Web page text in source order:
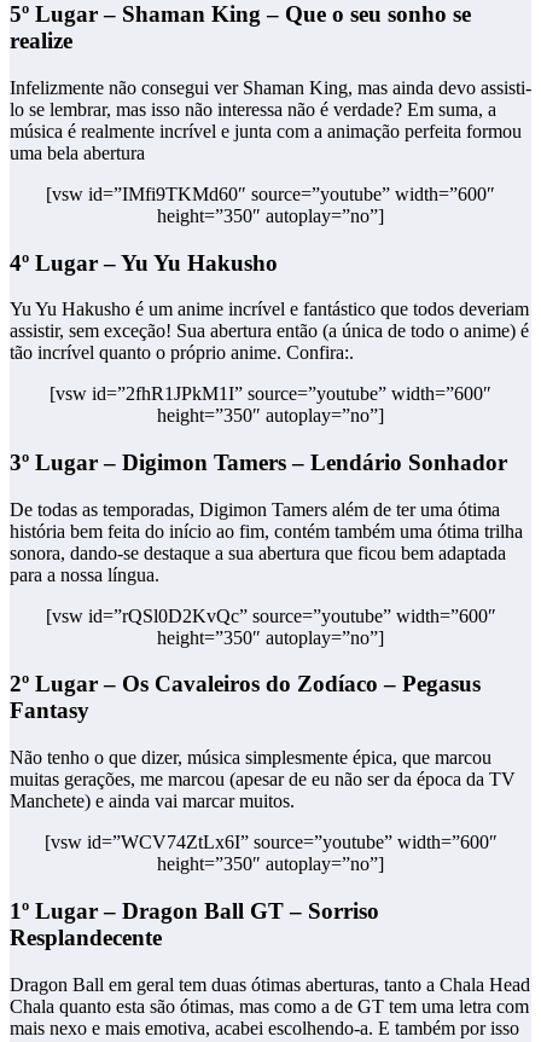
5º Lugar – Shaman King – Que o seu sonho se
realize
Infelizmente não consegui ver Shaman King, mas ainda devo assisti-
lo se lembrar, mas isso não interessa não é verdade? Em suma, a
música é realmente incrível e junta com a animação perfeita formou
uma bela abertura
[vsw id=”IMfi9TKMd60″ source=”youtube” width=”600″
height=”350″ autoplay=”no”]
4º Lugar – Yu Yu Hakusho
Yu Yu Hakusho é um anime incrível e fantástico que todos deveriam
assistir, sem exceção! Sua abertura então (a única de todo o anime) é
tão incrível quanto o próprio anime. Confira:.
[vsw id=”2fhR1JPkM1I” source=”youtube” width=”600″
height=”350″ autoplay=”no”]
3º Lugar – Digimon Tamers – Lendário Sonhador
De todas as temporadas, Digimon Tamers além de ter uma ótima
história bem feita do início ao fim, contém também uma ótima trilha
sonora, dando-se destaque a sua abertura que ficou bem adaptada
para a nossa língua.
[vsw id=”rQSl0D2KvQc” source=”youtube” width=”600″
height=”350″ autoplay=”no”]
2º Lugar – Os Cavaleiros do Zodíaco – Pegasus
Fantasy
Não tenho o que dizer, música simplesmente épica, que marcou
muitas gerações, me marcou (apesar de eu não ser da época da TV
Manchete) e ainda vai marcar muitos.
[vsw id=”WCV74ZtLx6I” source=”youtube” width=”600″
height=”350″ autoplay=”no”]
1º Lugar – Dragon Ball GT – Sorriso
Resplandecente
Dragon Ball em geral tem duas ótimas aberturas, tanto a Chala Head
Chala quanto esta são ótimas, mas como a de GT tem uma letra com
mais nexo e mais emotiva, acabei escolhendo-a. E também por isso